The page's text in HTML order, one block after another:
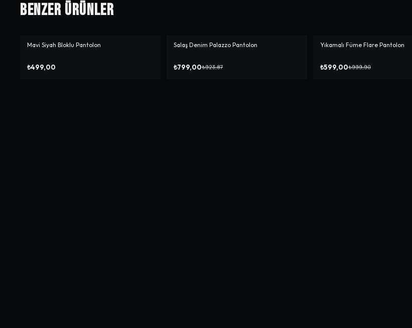
Benzer Ürünler
Mavi Siyah Bloklu Pantolon
₺499,00
-%14
Salaş Denim Palazzo Pantolon
₺799,00₺923,87
-%40
Yıkamalı Füme Flare Pantolon
₺599,00₺999,90